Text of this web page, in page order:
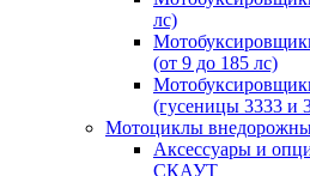
лс)
(от 9 до 185 лс)
(гусеницы 3333 и
Мотоциклы
Аксессуары и
СКАУТ